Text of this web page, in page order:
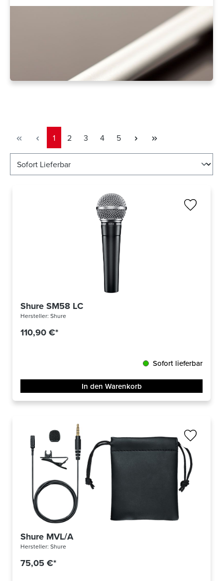
Seite
1 Seite
2 Seite
3 Seite
4 Seite
5
Shure SM58 LC
Hersteller: Shure
110,90 €*
Sofort lieferbar
In den Warenkorb
Shure MVL/A
Hersteller: Shure
75,05 €*